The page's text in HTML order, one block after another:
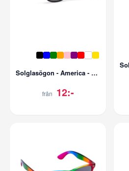
Solglasögon - America - UV400
från 12:-